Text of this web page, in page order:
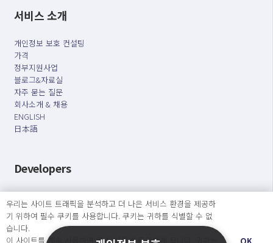
서비스 소개
개인정보 보호 컨설팅
가격
정부지원사업
블로그&자료실
자주 묻는 질문
회사소개 & 채용
ENGLISH
日本語
Developers
OpenSource API
오늘보다 더 나은 내일을 만드는 사람들
우리는 사이트 트래픽을 분석하고 더 나은 서비스 환경을 제공하
기 위하여 필수 쿠키를 사용합니다. 쿠키는 귀하를 식별할 수 없
습니다.
이 사이트를 계속 사용하면 쿠키 사용에 동의하게 됩니다. 귀하는
OK